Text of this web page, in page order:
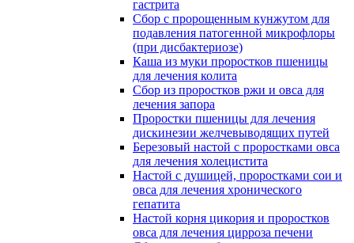
гастрита
Сбор с пророщенным кунжутом для
подавления патогенной микрофлоры
(при дисбактериозе)
Каша из муки проростков пшеницы
для лечения колита
Сбор из проростков ржи и овса для
лечения запора
Проростки пшеницы для лечения
дискинезии желчевыводящих путей
Березовый настой с проростками овса
для лечения холецистита
Настой с душицей, проростками сои и
овса для лечения хронического
гепатита
Настой корня цикория и проростков
овса для лечения цирроза печени